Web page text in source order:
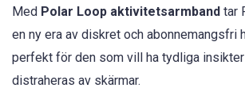
Med Polar Loop aktivitetsarmband tar
en ny era av diskret och abonnemangsfri
perfekt för den som vill ha tydliga
distraheras av skärmar.